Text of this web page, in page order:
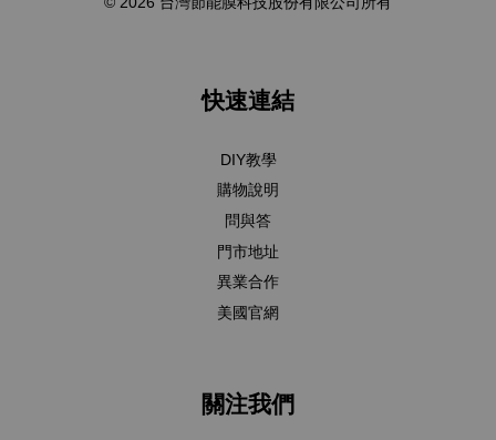
快速連結
DIY教學
購物說明
問與答
門市地址
異業合作
美國官網
關注我們